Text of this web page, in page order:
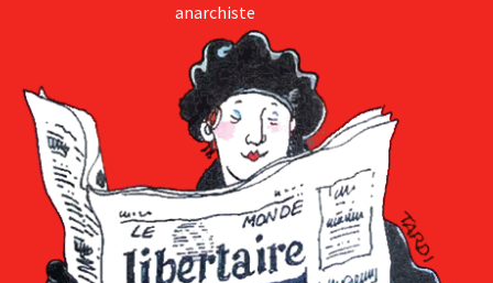
anarchiste